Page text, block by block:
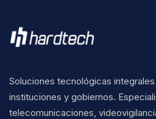
Soluciones tecnológicas
instituciones y gobiernos.
telecomunicaciones,